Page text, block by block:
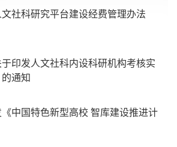
社科研究平台建设经费管理办法
印发人文社科内设科研机构考核实
通知
中国特色新型高校 智库建设推进计